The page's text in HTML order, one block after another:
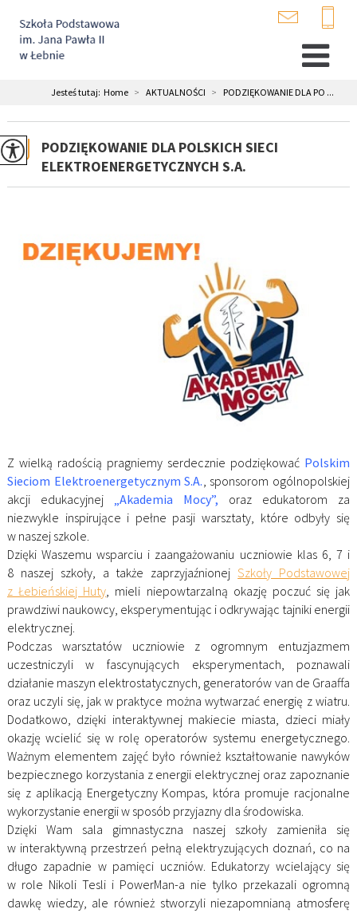
Jesteś tutaj: Home > AKTUALNOŚCI > PODZIĘKOWANIE DLA PO ...
PODZIĘKOWANIE DLA POLSKICH SIECI
ELEKTROENERGETYCZNYCH S.A.
Z wielką radością pragniemy serdecznie podziękować Polskim
Sieciom Elektroenergetycznym S.A., sponsorom ogólnopolskiej
akcji edukacyjnej „Akademia Mocy”, oraz edukatorom za
niezwykle inspirujące i pełne pasji warsztaty, które odbyły się
w naszej szkole.
Dzięki Waszemu wsparciu i zaangażowaniu uczniowie klas 6, 7 i
8 naszej szkoły, a także zaprzyjaźnionejSzkoły Podstawowej
z Łebieńskiej Huty, mieli niepowtarzalną okazję poczuć się jak
prawdziwi naukowcy, eksperymentując i odkrywając tajniki energii
elektrycznej.
Podczas warsztatów uczniowie z ogromnym entuzjazmem
uczestniczyli w fascynujących eksperymentach, poznawali
działanie maszyn elektrostatycznych, generatorów van de Graaffa
oraz uczyli się, jak w praktyce można wytwarzać energię z wiatru.
Dodatkowo, dzięki interaktywnej makiecie miasta, dzieci miały
okazję wcielić się w rolę operatorów systemu energetycznego.
Ważnym elementem zajęć było również kształtowanie nawyków
bezpiecznego korzystania z energii elektrycznej oraz zapoznanie
się z aplikacją Energetyczny Kompas, która promuje racjonalne
wykorzystanie energii w sposób przyjazny dla środowiska.
Dzięki Wam sala gimnastyczna naszej szkoły zamieniła się
w interaktywną przestrzeń pełną elektryzujących doznań, co na
długo zapadnie w pamięci uczniów. Edukatorzy wcielający się
w role Nikoli Tesli i PowerMan-a nie tylko przekazali ogromną
dawkę wiedzy, ale również stworzyli niezapomnianą atmosferę